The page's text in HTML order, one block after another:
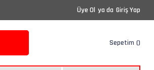
Üye Ol ya da Giriş Yap
Sepetim